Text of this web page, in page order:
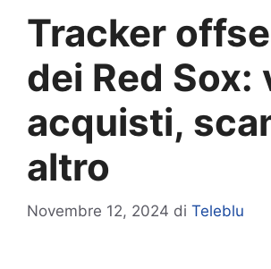
Tracker
dei Red Sox:
acquisti,
altro
Novembre 12, 2024 di Teleblu